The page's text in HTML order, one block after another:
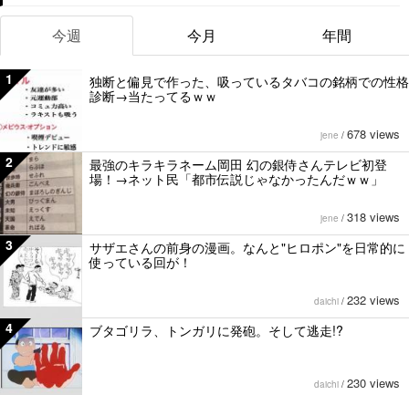
今週 今月 年間
1
独断と偏見で作った、吸っているタバコの銘柄での性格
診断→当たってるｗｗ
jene / 678 views
2
最強のキラキラネーム岡田 幻の銀侍さんテレビ初登
場！→ネット民「都市伝説じゃなかったんだｗｗ」
jene / 318 views
3
サザエさんの前身の漫画。なんと"ヒロポン"を日常的に
使っている回が！
daichi / 232 views
4 ブタゴリラ、トンガリに発砲。そして逃走!?
daichi / 230 views